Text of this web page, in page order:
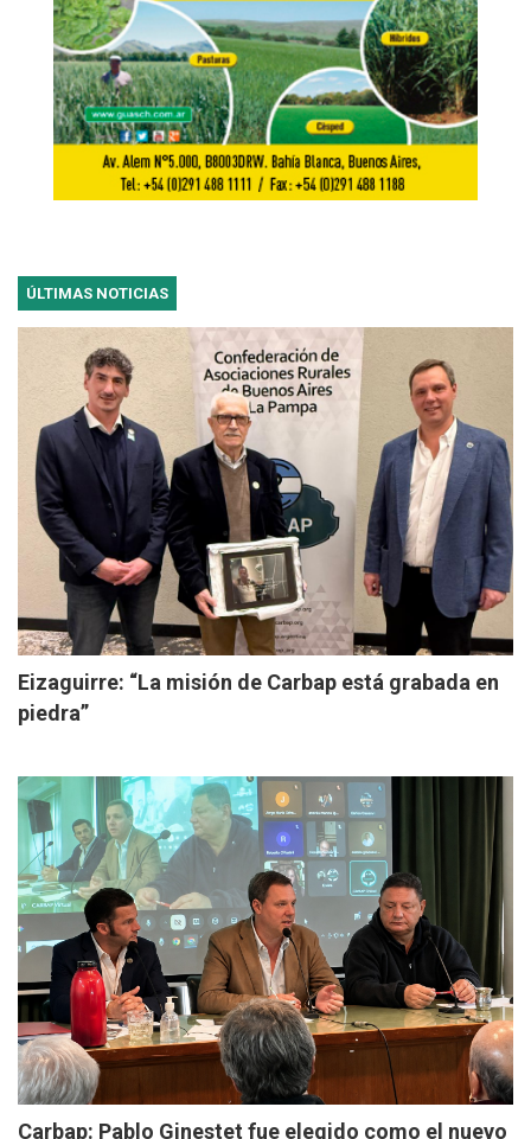
ÚLTIMAS NOTICIAS
Eizaguirre: “La misión de Carbap está grabada en
piedra”
Carbap: Pablo Ginestet fue elegido como el nuevo